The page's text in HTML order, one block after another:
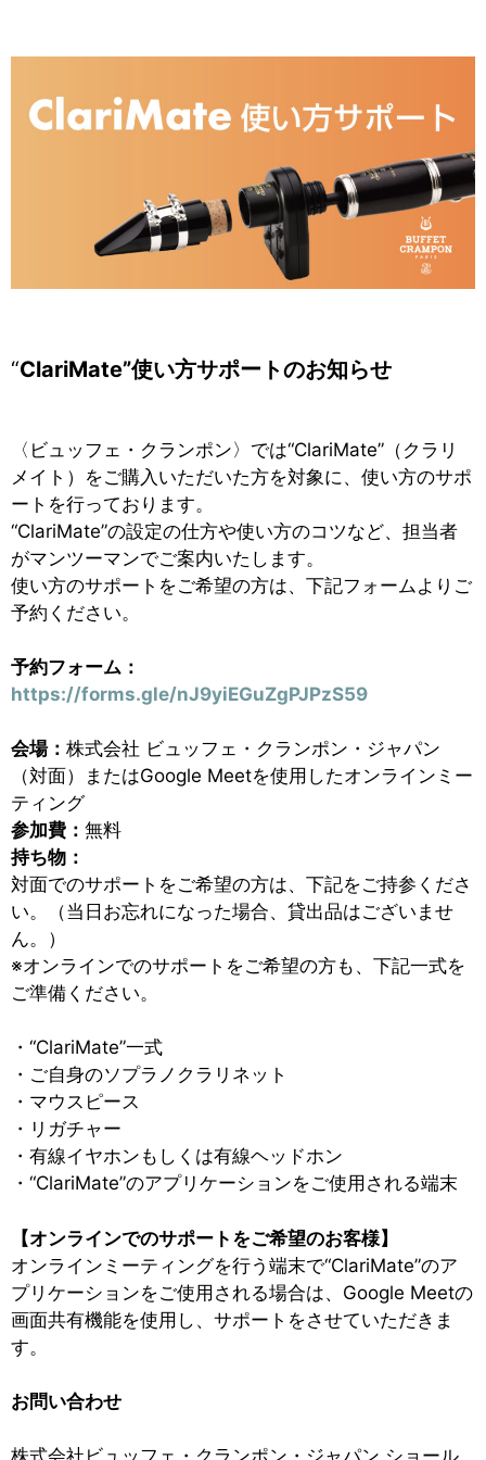
“ClariMate”使い方サポートのお知らせ
〈ビュッフェ・クランポン〉では“ClariMate”（クラリ
メイト）をご購入いただいた方を対象に、使い方のサポ
ートを行っております。
“ClariMate”の設定の仕方や使い方のコツなど、担当者
がマンツーマンでご案内いたします。
使い方のサポートをご希望の方は、下記フォームよりご
予約ください。
予約フォーム：
https://forms.gle/nJ9yiEGuZgPJPzS59
会場： 株式会社 ビュッフェ・クランポン・ジャパン
（対面）
またはGoogle Meetを使用したオンラインミー
ティング
参加費： 無料
持ち物：
対面でのサポートをご希望の方は、下記をご持参くださ
い。（当日お忘れになった場合、貸出品はございませ
ん。）
※オンラインでのサポートをご希望の方も、下記一式を
ご準備ください。
・“ClariMate”一式
・ご自身のソプラノクラリネット
・マウスピース
・リガチャー
・有線イヤホンもしくは有線ヘッドホン
・“ClariMate”のアプリケーションをご使用される端末
【オンラインでのサポートをご希望のお客様】
オンラインミーティングを行う端末で“ClariMate”のア
プリケーションをご使用される場合は、Google Meetの
画面共有機能を使用し、サポートをさせていただきま
す。
お問い合わせ
株式会社ビュッフェ・クランポン・ジャパン ショール